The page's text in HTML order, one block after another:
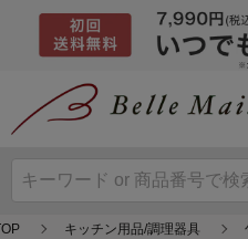
キッチン用品/調理器具